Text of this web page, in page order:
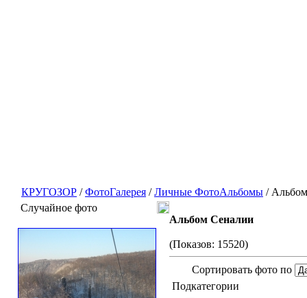
КРУГОЗОР /ФотоГалерея /Личные ФотоАльбомы /
Случайное фото
Альбом Сеналии
(Показов: 15520)
Сортировать фото по
Подкатегории